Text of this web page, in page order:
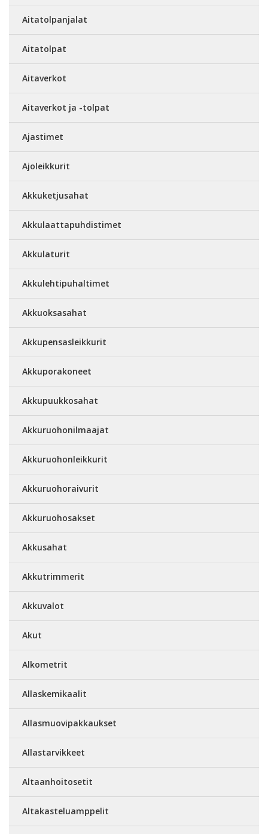
Aitatolpanjalat
Aitatolpat
Aitaverkot
Aitaverkot ja -tolpat
Ajastimet
Ajoleikkurit
Akkuketjusahat
Akkulaattapuhdistimet
Akkulaturit
Akkulehtipuhaltimet
Akkuoksasahat
Akkupensasleikkurit
Akkuporakoneet
Akkupuukkosahat
Akkuruohonilmaajat
Akkuruohonleikkurit
Akkuruohoraivurit
Akkuruohosakset
Akkusahat
Akkutrimmerit
Akkuvalot
Akut
Alkometrit
Allaskemikaalit
Allasmuovipakkaukset
Allastarvikkeet
Altaanhoitosetit
Altakasteluamppelit